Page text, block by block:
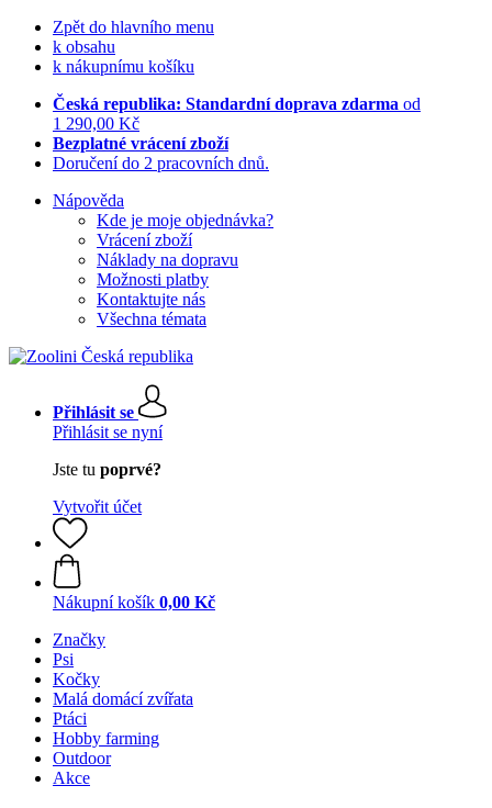
Zpět do hlavního menu
k obsahu
k nákupnímu košíku
Česká republika: Standardní doprava zdarma od
1 290,00 Kč
Bezplatné vrácení zboží
Doručení do 2 pracovních dnů.
Nápověda
Kde je moje objednávka?
Vrácení zboží
Náklady na dopravu
Možnosti platby
Kontaktujte nás
Všechna témata
Přihlásit se
Přihlásit se nyní
Jste tu poprvé?
Vytvořit účet
Nákupní košík 0,00 Kč
Značky
Psi
Kočky
Malá domácí zvířata
Ptáci
Hobby farming
Outdoor
Akce